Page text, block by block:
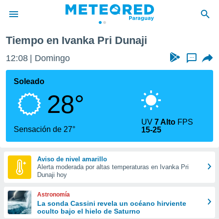
de
ha
calidad.
a este
las
y
forma
digital
basada
Tiempo en Ivanka Pri Dunaji
12:08 Domingo ...
Soleado
28°
Sensación de 27°
UV7 Alto FPS
15-25
Aviso de nivel amarillo
Alerta moderada por altas temperaturas en Ivanka Pri
Dunaji hoy
Astronomía
La sonda Cassini revela un océano hirviente
oculto bajo el hielo de Saturno